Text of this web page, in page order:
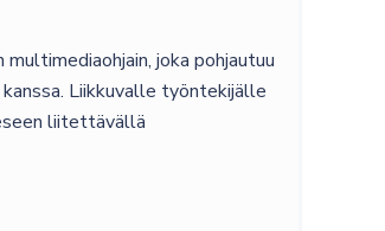
joka pohjautuu
Liikkuvalle työntekijälle
liitettävällä